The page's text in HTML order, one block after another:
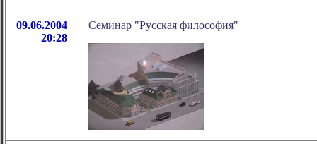
09.06.2004
20:28
Семинар "Русская философия"